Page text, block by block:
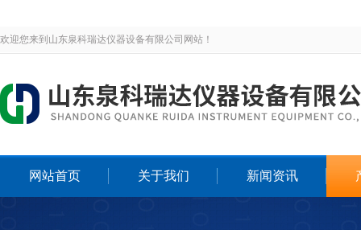
欢迎您来到山东泉科瑞达仪器设备有限公司网站！
网站首页 关于我们 新闻资讯